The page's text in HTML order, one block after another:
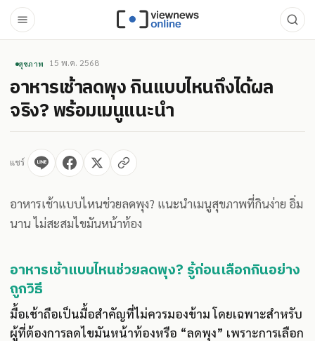
สุขภาพ 15 พ.ค. 2568
อาหารเช้าลดพุง กินแบบไหนถึงได้ผล
จริง? พร้อมเมนูแนะนำ
แชร์
อาหารเช้าแบบไหนช่วยลดพุง? แนะนำเมนูสุขภาพที่กินง่าย อิ่ม
นาน ไม่สะสมไขมันหน้าท้อง
อาหารเช้าแบบไหนช่วยลดพุง? รู้ก่อนเลือกกินอย่าง
ถูกวิธี
มื้อเช้าถือเป็นมื้อสำคัญที่ไม่ควรมองข้าม โดยเฉพาะสำหรับ
ผู้ที่ต้องการลดไขมันหน้าท้องหรือ “ลดพุง” เพราะการเลือก